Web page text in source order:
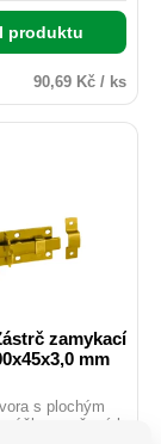
produktu
90,69 Kč / ks
zamykací
mm
s plochým
určená k